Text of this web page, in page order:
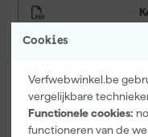
Cookies
Verfwebwinkel.be
vergelijkbare
Functionele cookies:
functioneren van de
Vaak gekocht